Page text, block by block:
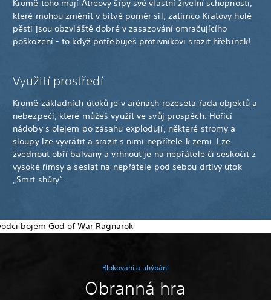
Kromě toho mají Atreovy šípy své vlastní živelní schopnosti,
které mohou změnit v bitvě poměr sil, zatímco Kratovy holé
pěsti jsou obzvláště dobré v zasazování omračujícího
poškození - to když potřebuješ protivníkovi srazit hřebínek!
Využití prostředí
Kromě základních útoků je v arénách rozeseta řada objektů a
nebezpečí, které můžeš využít ve svůj prospěch. Hořící
nádoby s olejem po zásahu explodují, některé stromy a
sloupy lze vyvrátit a srazit s nimi nepřítele k zemi. Lze
zvednout obří balvany a vrhnout je na nepřátele či seskočit z
vysoké římsy a seslat na nepřátele pod sebou drtivý útok
„Smrt shůry“.
Blokování a uhýbání
Obranná hra